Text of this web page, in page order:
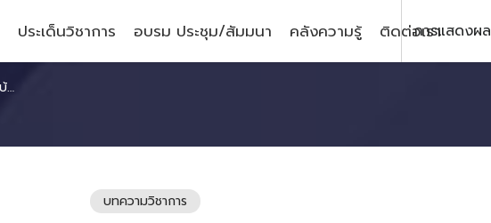
ประเด็นวิชาการ อบรม ประชุม/สัมมนา คลังความรู้ ติดต่อเราการแสดงผล
บทความวิชาการ